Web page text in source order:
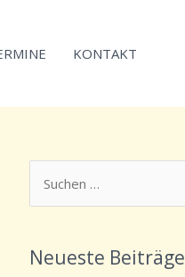
KONTAKT
hNeueste Beiträge